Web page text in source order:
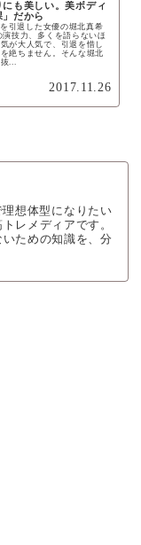
も美しい。美ボディ
だから
引退した女優の堀北真希
技力、多くを語らないほ
が大人気で、引退を惜し
絶ちません。そんな堀北
...
2017.11.26
理想体型になりたい
レメディアです。
ための知識を、分